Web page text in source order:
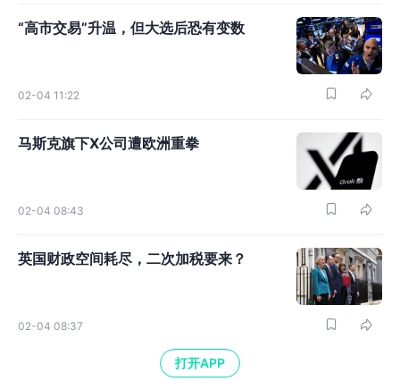
“高市交易”升温，但大选后恐有变数
02-04 11:22
马斯克旗下X公司遭欧洲重拳
02-04 08:43
英国财政空间耗尽，二次加税要来？
02-04 08:37
打开APP